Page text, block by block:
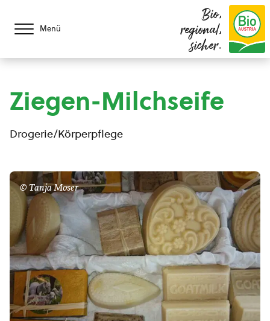
Menü
Bio,
regional,
sicher.
Ziegen-Milchseife
Drogerie/Körperpflege
© Tanja Moser